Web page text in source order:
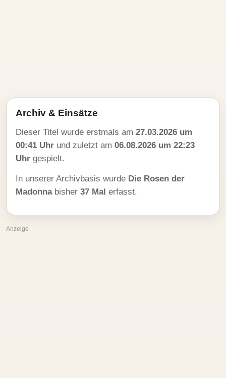
Archiv & Einsätze
Dieser Titel wurde erstmals am 27.03.2026 um
00:41 Uhr und zuletzt am 06.08.2026 um 22:23
Uhr gespielt.
In unserer Archivbasis wurde Die Rosen der
Madonnabisher 37 Mal erfasst.
Anzeige